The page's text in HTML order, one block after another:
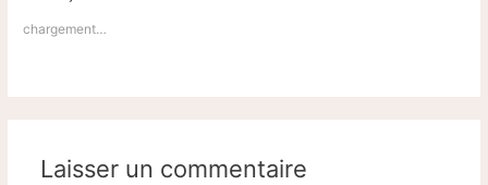
chargement…
Laisser un commentaire